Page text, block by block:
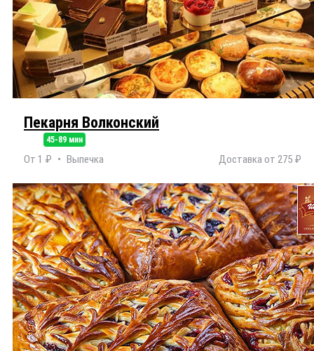
Пекарня Волконский
45-89 мин
От 1 ₽ Выпечка Доставка от 275 ₽